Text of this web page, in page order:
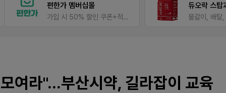
편한가 멤버십몰
가입 시 50% 할인 쿠폰+적립금까지!
여라"...부산시약, 길라잡이 교육